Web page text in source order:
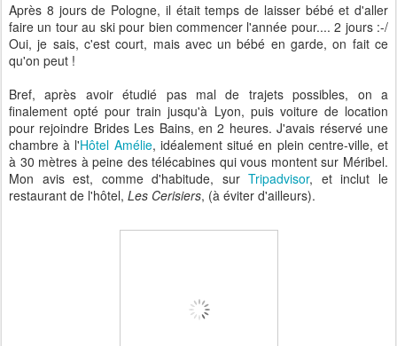
Après 8 jours de Pologne, il était temps de laisser bébé et d'aller
faire un tour au ski pour bien commencer l'année pour.... 2 jours :-/
Oui, je sais, c'est court, mais avec un bébé en garde, on fait ce
qu'on peut !
Bref, après avoir étudié pas mal de trajets possibles, on a
finalement opté pour train jusqu'à Lyon, puis voiture de location
pour rejoindre Brides Les Bains, en 2 heures. J'avais réservé une
chambre à l'Hôtel Amélie, idéalement situé en plein centre-ville, et
à 30 mètres à peine des télécabines qui vous montent sur Méribel.
Mon avis est, comme d'habitude, surTripadvisor, et inclut le
restaurant de l'hôtel, Les Cerisiers, (à éviter d'ailleurs).